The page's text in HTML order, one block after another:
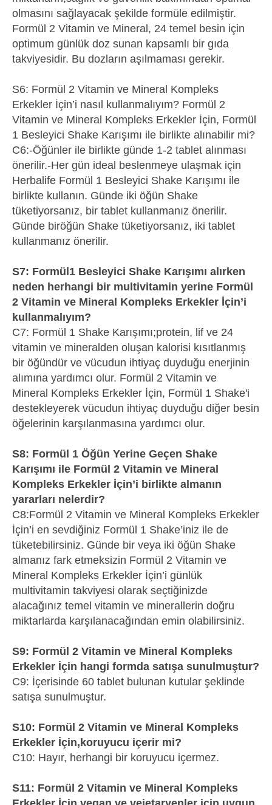
olmasını sağlayacak şekilde formüle edilmiştir.
Formül 2 Vitamin ve Mineral, 24 temel besin için
optimum günlük doz sunan kapsamlı bir gıda
takviyesidir. Bu dozların aşılmaması gerekir.
S6: Formül 2 Vitamin ve Mineral Kompleks
Erkekler İçin’i nasıl kullanmalıyım? Formül 2
Vitamin ve Mineral Kompleks Erkekler İçin, Formül
1 Besleyici Shake Karışımı ile birlikte alınabilir mi?
C6:-Öğünler ile birlikte günde 1-2 tablet alınması
önerilir.-Her gün ideal beslenmeye ulaşmak için
Herbalife Formül 1 Besleyici Shake Karışımı ile
birlikte kullanın. Günde iki öğün Shake
tüketiyorsanız, bir tablet kullanmanız önerilir.
Günde biröğün Shake tüketiyorsanız, iki tablet
kullanmanız önerilir.
S7: Formül1 Besleyici Shake Karışımı alırken
neden herhangi bir multivitamin yerine Formül
2 Vitamin ve Mineral Kompleks Erkekler İçin’i
kullanmalıyım?
C7: Formül 1 Shake Karışımı;protein, lif ve 24
vitamin ve mineralden oluşan kalorisi kısıtlanmış
bir öğündür ve vücudun ihtiyaç duyduğu enerjinin
alımına yardımcı olur. Formül 2 Vitamin ve
Mineral Kompleks Erkekler İçin, Formül 1 Shake'i
destekleyerek vücudun ihtiyaç duyduğu diğer besin
öğelerinin karşılanmasına yardımcı olur.
S8: Formül 1 Öğün Yerine Geçen Shake
Karışımı ile Formül 2 Vitamin ve Mineral
Kompleks Erkekler İçin’i birlikte almanın
yararları nelerdir?
C8:Formül 2 Vitamin ve Mineral Kompleks Erkekler
İçin’i en sevdiğiniz Formül 1 Shake’iniz ile de
tüketebilirsiniz. Günde bir veya iki öğün Shake
almanız fark etmeksizin Formül 2 Vitamin ve
Mineral Kompleks Erkekler İçin’i günlük
multivitamin takviyesi olarak seçtiğinizde
alacağınız temel vitamin ve minerallerin doğru
miktarlarda karşılanacağından emin olabilirsiniz.
S9: Formül 2 Vitamin ve Mineral Kompleks
Erkekler İçin hangi formda satışa sunulmuştur?
C9: İçerisinde 60 tablet bulunan kutular şeklinde
satışa sunulmuştur.
S10: Formül 2 Vitamin ve Mineral Kompleks
Erkekler İçin,koruyucu içerir mi?
C10: Hayır, herhangi bir koruyucu içermez.
S11: Formül 2 Vitamin ve Mineral Kompleks